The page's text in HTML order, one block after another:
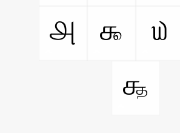
௮
௯ ௰
௲